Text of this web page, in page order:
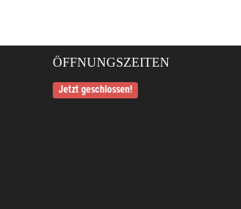
ÖFFNUNGSZEITEN
Jetzt geschlossen!